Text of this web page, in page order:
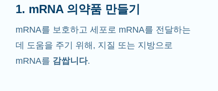
1. mRNA 의약품 만들기
mRNA를 보호하고 세포로 mRNA를 전달하는
데 도움을 주기 위해, 지질 또는 지방으로
mRNA를 감쌉니다.